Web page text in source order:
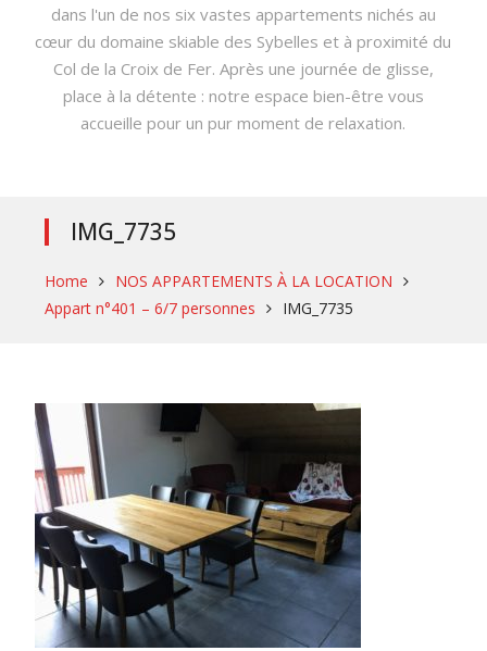
dans l'un de nos six vastes appartements nichés au
cœur du domaine skiable des Sybelles et à proximité du
Col de la Croix de Fer. Après une journée de glisse,
place à la détente : notre espace bien-être vous
accueille pour un pur moment de relaxation.
IMG_7735
Home
NOS APPARTEMENTS À LA LOCATION
Appart n°401 – 6/7 personnes
IMG_7735